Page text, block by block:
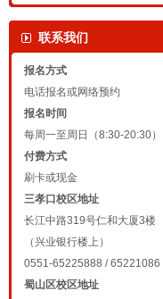
联系我们
报名方式
电话报名或网络预约
报名时间
每周一至周日（8:30-20:30）
付费方式
刷卡或现金
三孝口校区地址
长江中路319号仁和大厦3楼
（兴业银行楼上）
0551-65225888 / 65221086
蜀山区校区地址